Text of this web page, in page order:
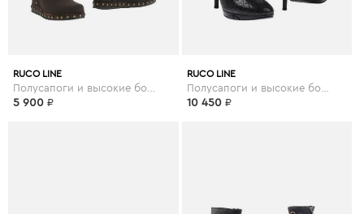
RUCO LINE
5 900 ₽
RUCO LINE
Полусапоги и высокие ботинки
10 450 ₽